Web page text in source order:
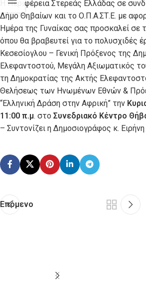
Η Περιφέρεια Στερεάς Ελλάδας σε
Δήμο Θηβαίων και το Ο.Π.Α.ΣΤ.Ε. με
Ημέρα της Γυναίκας σας προσκαλεί σε
όπου θα βραβευτεί για το πολυσχιδές
Κεσεσίογλου – Γενική Πρόξενος της
Ελεφαντοστού, Μεγάλη Αξιωματικός
τη Δημοκρατίας της Ακτής
Θελήσεως των Ηνωμένων Εθνών &
“Ελληνική Δράση στην Αφρική” την
11:00 π.μ. στο Συνεδριακό Κέντρο
– Συντονίζει η Δημοσιογράφος κ.
Επόμενο